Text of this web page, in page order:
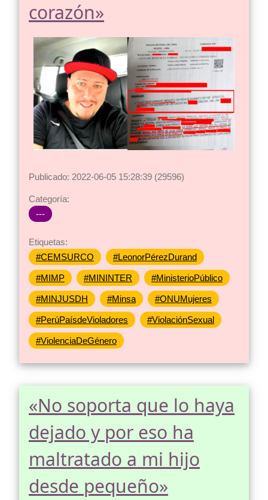
corazón»
Publicado: 2022-06-05 15:28:39 (29596)
Categoría:
---
Etiquetas:
#CEMSURCO
#LeonorPérezDurand
#MIMP #MININTER #MinisterioPúblico
#MINJUSDH #Minsa #ONUMujeres
#PerúPaísdeVioladores #ViolaciónSexual
#ViolenciaDeGénero
«No soporta que lo haya
dejado y por eso ha
maltratado a mi hijo
desde pequeño»